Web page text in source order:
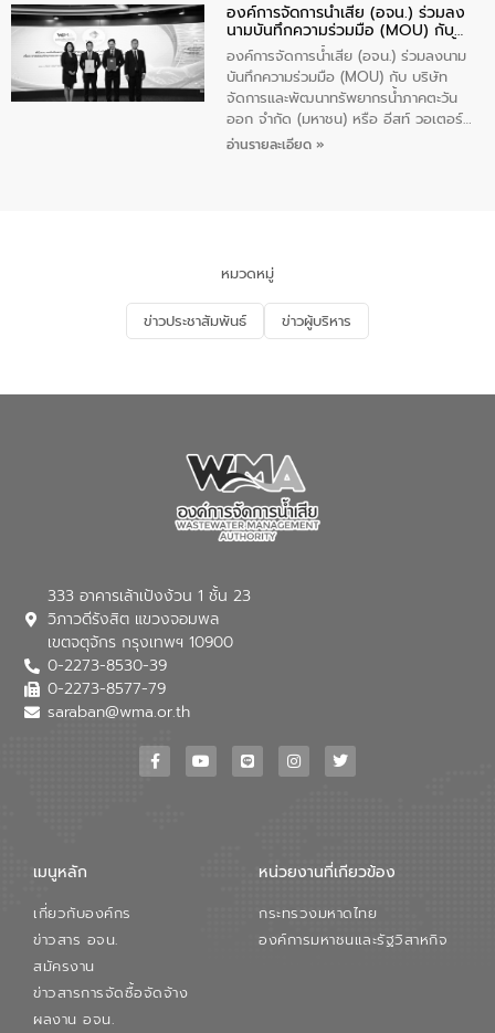
ชุมชนและการบำบัดน้ำเสียเบื้องต้น ให้กับ
นักเรียนชั้นประถมศึกษาปีที่ 5 โรงเรียน
เทศบาล 1 (พะเยาประชานุกูล) จำนวน 30
คน
องค์การจัดการน้ำเสีย (อจน.) ร่วมลง
นามบันทึกความร่วมมือ (MOU) กับ
บริษัท จัดการและพัฒนาทรัพยากรน้ำ
ภาคตะวันออก จำกัด (มหาชน) หรือ อีส
ท์ วอเตอร์
องค์การจัดการน้ำเสีย (อจน.) ร่วมลงนาม
บันทึกความร่วมมือ (MOU) กับ บริษัท
จัดการและพัฒนาทรัพยากรน้ำภาคตะวัน
ออก จำกัด (มหาชน) หรือ อีสท์ วอเตอร์
เมื่อวันอังคารที่ 4 สิงหาคม 2569 ณ ห้อง
ด้านน้ำของประเทศ และเตรียมความพร้อม
รองรับการเติบโตของเมือง รวมถึงการ
ลงทุนในอุตสาหกรรมแห่งอนาคต ตลอดจน
มุ่งตอบโจทย์ความท้าทายจากวิกฤตการ
ในครั้งนี้เป็นการดึงจุดแข็งและความ
(อจน.) มาผสานกับประสบการณ์และ
เทคโนโลยีโครงข่ายน้ำครบวงจรในพื้นที่ EEC
ของอีสท์ วอเตอร์ เพื่อร่วมกันศึกษา
เทคโนโลยีการปรับปรุงคุณภาพน้ำ (Water
Reuse) และพัฒนารูปแบบการดำเนินงาน
ใช้น้ำที่พุ่งสูงขึ้นจากการขยายตัวของ
การองค์การจัดการน้ำเสีย กล่าวถึงภารกิจ
เพื่อสนับสนุนการพัฒนาเมืองอย่างยั่งยืน
ขณะที่ นายบดินทร์ อุดล กรรมการผู้อำนวย
สมดุลทางเศรษฐกิจและสิ่งแวดล้อมได้อย่าง
ภาคเอกชนในครั้งนี้ นับเป็นก้าวสำคัญของ
องค์การจัดการน้ำเสีย (อจน.) ในการร่วมวาง
อ่านรายละเอียด »
หมวดหมู่
ข่าวประชาสัมพันธ์ ข่าวผู้บริหาร
333 อาคารเล้าเป้งง้วน 1 ชั้น 23
วิภาวดีรังสิต แขวงจอมพล
เขตจตุจักร กรุงเทพฯ 10900
0-2273-8530-39
0-2273-8577-79
saraban@wma.or.th
เมนูหลัก
เกี่ยวกับองค์กร
ข่าวสาร อจน.
สมัครงาน
ข่าวสารการจัดซื้อจัดจ้าง
ผลงาน อจน.
หน่วยงานที่เกียวข้อง
กระทรวงมหาดไทย
องค์การมหาชนและรัฐวิสาหกิจ